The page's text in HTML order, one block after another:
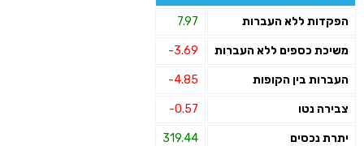
הפקדות ללא העברות 7.97
משיכת כספים ללא העברות -3.69
העברות בין הקופות -4.85
צבירה נטו -0.57
יתרת נכסים 319.44